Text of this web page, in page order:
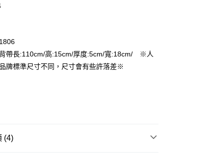
享後付」】
是「在收到商品之後才付款」的支付方式。 讓您購物簡單
冊會員、不需綁卡、不需儲值。
手機號碼，簡訊認證，即可結帳。
付」結帳流程】
行簡訊認證並確認金額後，即可完成結帳。
內，您將收到繳費通知簡訊。
。未經商家同意取消之訂單仍視為有效，需透過AFTEE
帶長:110cm/高:15cm/厚度:5cm/寬:18cm/ ※人
牌標準尺寸不同，尺寸會有些許落差※
(4)